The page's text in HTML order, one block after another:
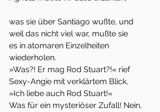
was sie über Santiago wußte, und
weil das nicht viel war, mußte sie
es in atomaren Einzelheiten
wiederholen.
»Was?! Er mag Rod Stuart?!« rief
Sexy-Angie mit verklärtem Blick,
»Ich liebe auch Rod Stuart!«
Was für ein mysteriöser Zufall! Nein,